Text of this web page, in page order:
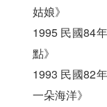
姑娘》
1995 民國84
點》
1993 民國82
一朵海洋》